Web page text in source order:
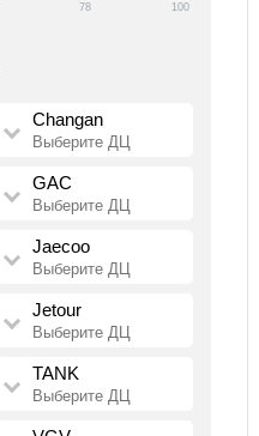
Changan
Выберите ДЦ
GAC
Выберите ДЦ
Jaecoo
Выберите ДЦ
Jetour
Выберите ДЦ
TANK
Выберите ДЦ
78 100